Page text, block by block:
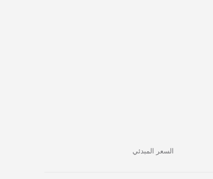
السعر المبدئي